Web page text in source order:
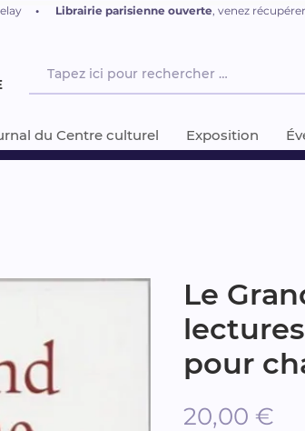
du Centre culturel Exposition
Le
pour
20,00 €
• Librairie parisienne ouverte, venez